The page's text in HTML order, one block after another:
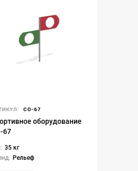
СО-67
оборудование
67
35 кг
Рельеф